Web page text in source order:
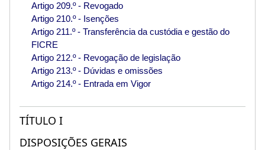
Artigo 209.º - Revogado
Artigo 210.º - Isenções
Artigo 211.º - Transferência da custódia e gestão do
FICRE
Artigo 212.º - Revogação de legislação
Artigo 213.º - Dúvidas e omissões
Artigo 214.º - Entrada em Vigor
TÍTULO I
DISPOSIÇÕES GERAIS